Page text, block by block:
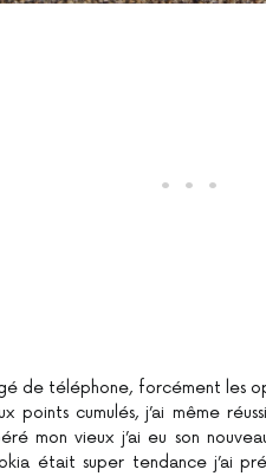
de téléphone, forcément les
points cumulés, j’ai même
mon vieux j’ai eu son
était super tendance j’ai